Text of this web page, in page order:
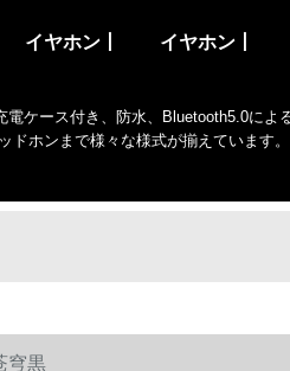
イヤホン丨 イヤホン丨
ケース付き、防水、Bluetooth5.0によ
ホンまで様々な様式が揃えています。
穹黒